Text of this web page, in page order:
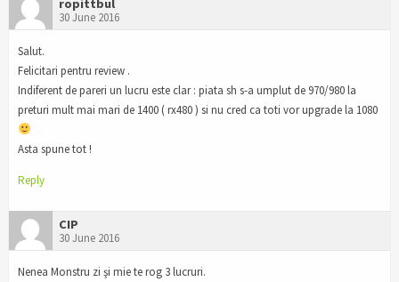
ropittbul
30 June 2016
Salut.
Felicitari pentru review .
Indiferent de pareri un lucru este clar : piata sh s-a umplut de 970/980 la
preturi mult mai mari de 1400 ( rx480 ) si nu cred ca toti vor upgrade la 1080
Asta spune tot !
Reply
CIP
30 June 2016
Nenea Monstru zi şi mie te rog 3 lucruri.